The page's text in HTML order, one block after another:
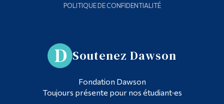
POLITIQUE DE CONFIDENTIALITÉ
Soutenez Dawson
Fondation Dawson
Toujours présente pour nos étudiant·es